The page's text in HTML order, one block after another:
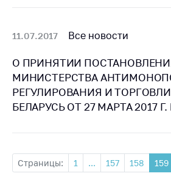
11.07.2017 Все новости
О ПРИНЯТИИ
МИНИСТЕРСТВА
РЕГУЛИРОВАНИЯ И
БЕЛАРУСЬ ОТ 27 МАРТА 2017 Г.
Страницы: 1 ... 157 158 159